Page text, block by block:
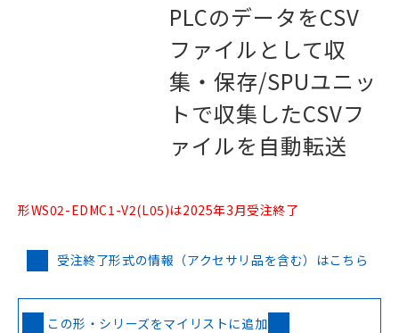
PLCのデータをCSV
ファイルとして収
集・保存/SPUユニッ
トで収集したCSVフ
ァイルを自動転送
形WS02-EDMC1-V2(L05)は2025年3月受注終了
受注終了形式の情報（アクセサリ品を含む）はこちら
この形・シリーズをマイリストに追加